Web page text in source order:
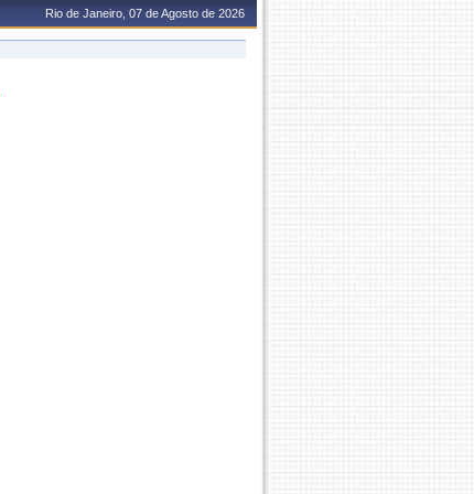
Rio de Janeiro, 07 de Agosto de 2026